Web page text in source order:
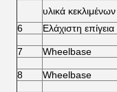
υλικά
6
Ελάχιστη
7
Wheelbase
8
Wheelbase